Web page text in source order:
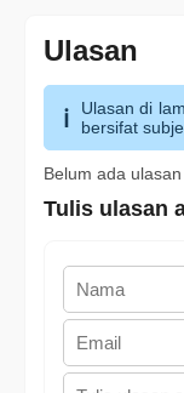
Ulasan
Ulasan di
bersifat
Belum ada ulasan
Tulis ulasan